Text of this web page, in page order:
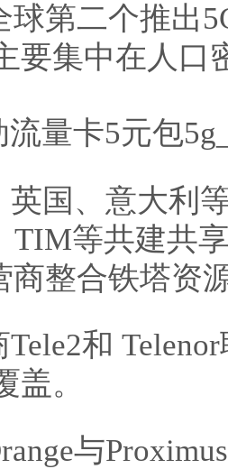
球第二个推出
要集中在人口
英国、意大利
TIM等共建共
商整合铁塔资
和
盖。
与